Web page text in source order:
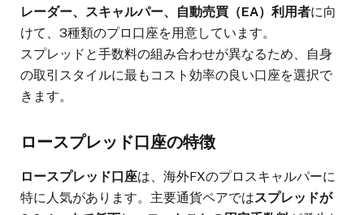
レーダー、スキャルパー、自動売買（EA）利用者に向
けて、3種類のプロ口座を用意しています。
スプレッドと手数料の組み合わせが異なるため、自身
の取引スタイルに最もコスト効率の良い口座を選択で
きます。
ロースプレッド口座の特徴
ロースプレッド口座は、海外FXのプロスキャルパーに
特に人気があります。主要通貨ペアではスプレッドが